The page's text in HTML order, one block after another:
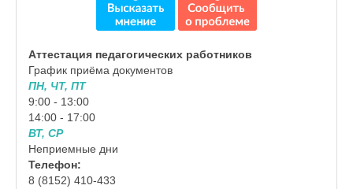
Аттестация педагогических работников
График приёма документов
ПН, ЧТ, ПТ
9:00 - 13:00
14:00 - 17:00
ВТ, СР
Неприемные дни
Телефон:
8 (8152) 410-433